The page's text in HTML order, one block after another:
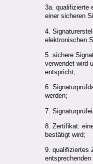
3a. qualifizierte
einer sicheren
4.
elektronischen
5. sichere
verwendet wird
entspricht;
6.
werden;
7.
8. Zertifikat:
bestätigt wird;
9. qualifiziertes
entsprechenden